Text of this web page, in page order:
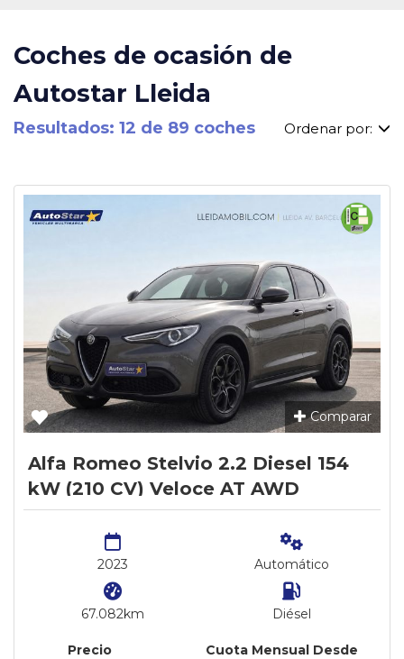
Coches de ocasión de
Autostar Lleida
Resultados: 12 de 89 coches Ordenar por:
Comparar
Alfa Romeo Stelvio 2.2 Diesel 154
kW (210 CV) Veloce AT AWD
2023
67.082km
Automático
Diésel
Precio Cuota Mensual Desde